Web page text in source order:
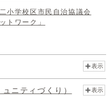
小学校区市民自治協議会
トワーク」
表示
ニティづくり） 表示